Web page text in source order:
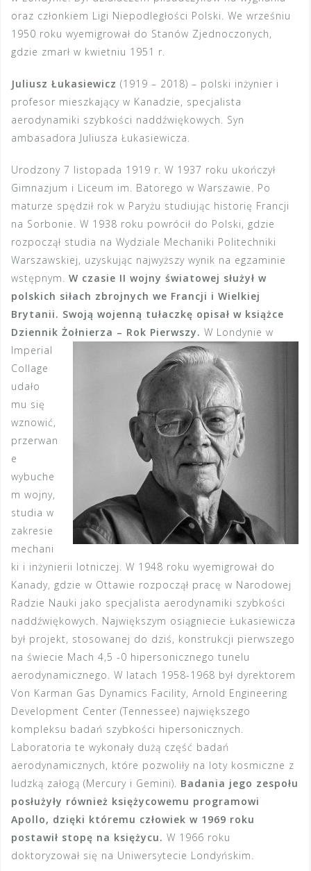
oraz członkiem Ligi Niepodległości Polski. We wrześniu
1950 roku wyemigrował do Stanów Zjednoczonych,
gdzie zmarł w kwietniu 1951 r.
Juliusz Łukasiewicz (1919 – 2018) – polski inżynier i
profesor mieszkający w Kanadzie, specjalista
aerodynamiki szybkości naddźwiękowych. Syn
ambasadora Juliusza Łukasiewicza.
Urodzony 7 listopada 1919 r. W 1937 roku ukończył
Gimnazjum i Liceum im. Batorego w Warszawie. Po
maturze spędził rok w Paryżu studiując historię Francji
na Sorbonie. W 1938 roku powrócił do Polski, gdzie
rozpoczął studia na Wydziale Mechaniki Politechniki
Warszawskiej, uzyskując najwyższy wynik na egzaminie
wstępnym. W czasie II wojny światowej służył w
polskich siłach zbrojnych we Francji i Wielkiej
Brytanii. Swoją wojenną tułaczkę opisał w książce
Dziennik Żołnierza – Rok Pierwszy. W Londynie w
Imperial
Collage
udało
mu się
wznowić,
przerwan
e
wybuche
m wojny,
studia w
zakresie
mechani
ki i inżynierii lotniczej. W 1948 roku wyemigrował do
Kanady, gdzie w Ottawie rozpoczął pracę w Narodowej
Radzie Nauki jako specjalista aerodynamiki szybkości
naddźwiękowych. Największym osiągniecie Łukasiewicza
był projekt, stosowanej do dziś, konstrukcji pierwszego
na świecie Mach 4,5 -0 hipersonicznego tunelu
aerodynamicznego. W latach 1958-1968 był dyrektorem
Von Karman Gas Dynamics Facility, Arnold Engineering
Development Center (Tennessee) największego
kompleksu badań szybkości hipersonicznych.
Laboratoria te wykonały dużą część badań
aerodynamicznych, które pozwoliły na loty kosmiczne z
ludzką załogą (Mercury i Gemini). Badania jego zespołu
posłużyły również księżycowemu programowi
Apollo, dzięki któremu człowiek w 1969 roku
postawił stopę na księżycu. W 1966 roku
doktoryzował się na Uniwersytecie Londyńskim.